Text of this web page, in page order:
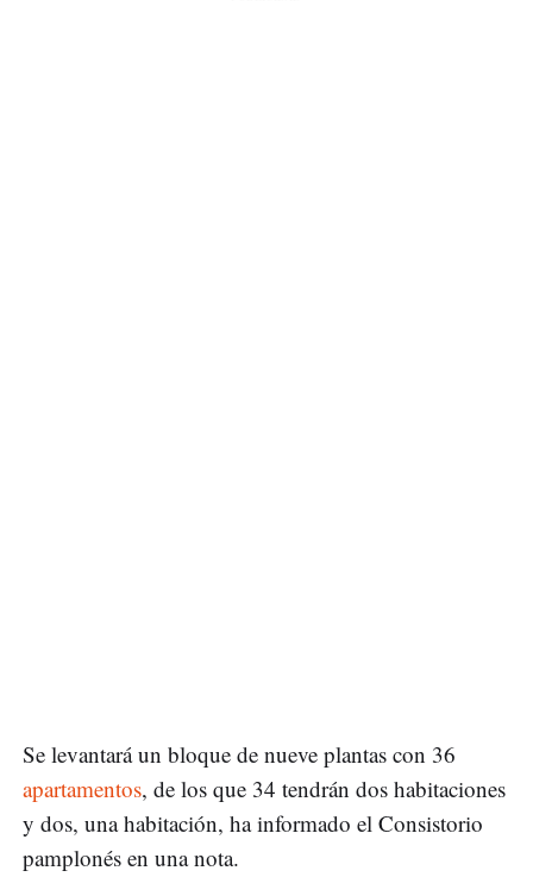
Se levantará un bloque de nueve plantas con 36
apartamentos, de los que 34 tendrán dos habitaciones
y dos, una habitación, ha informado el Consistorio
pamplonés en una nota.